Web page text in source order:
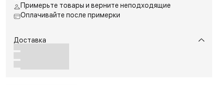
Примерьте товары и верните неподходящие
Оплачивайте после примерки
Доставка